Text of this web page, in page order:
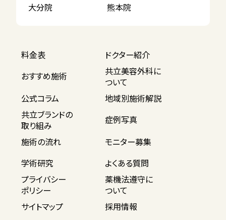
大分院 熊本院
料金表
ドクター紹介
おすすめ施術
共立美容外科に
ついて
公式コラム
地域別施術解説
共立ブランドの
取り組み
症例写真
施術の流れ
モニター募集
学術研究
よくある質問
プライバシー
ポリシー
薬機法遵守に
ついて
サイトマップ
採用情報